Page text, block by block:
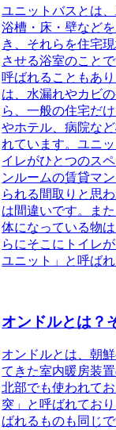
ユニットバスとは、
浴槽・床・壁など
き、それらを住宅
させる浴室のこと
呼ばれることもあ
は、水漏れやカビ
ら、一般の住宅だ
やホテル、病院な
れています。ユニ
イレがひとつのス
ンルームの賃貸マ
られる間取りと思
は間違いです。ま
体になっている物
らにそこにトイレ
ユニット」と呼ばれ
オンドルとは？
オンドルとは、朝
てきた室内暖房装
北部でも使われて
突」と呼ばれてお
ばれるものも同じ